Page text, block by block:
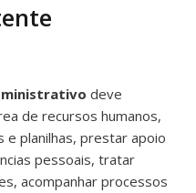
deve
de recursos humanos,
planilhas, prestar apoio
pessoais, tratar
acompanhar processos